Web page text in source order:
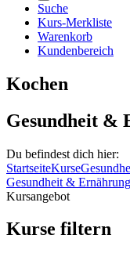
Suche
Kurs-Merkliste
Warenkorb
Kundenbereich
Kochen
Gesundheit &
Du befindest dich hier:
StartseiteKurse
Gesundheit & Ernährung
Kursangebot
Kurse filtern